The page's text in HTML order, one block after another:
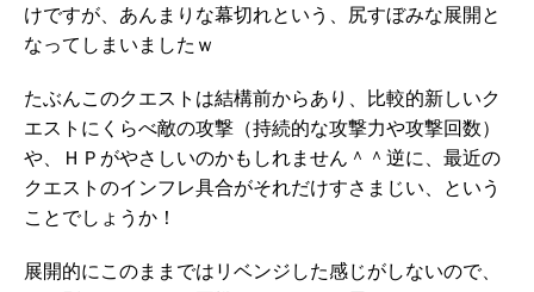
けですが、あんまりな幕切れという、尻すぼみな展開と
なってしまいましたｗ
たぶんこのクエストは結構前からあり、比較的新しいク
エストにくらべ敵の攻撃（持続的な攻撃力や攻撃回数）
や、ＨＰがやさしいのかもしれません＾＾逆に、最近の
クエストのインフレ具合がそれだけすさまじい、という
ことでしょうか！
展開的にこのままではリベンジした感じがしないので、